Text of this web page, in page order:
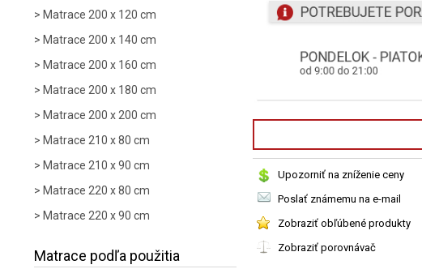
Matrace 200 x 120 cm
Matrace 200 x 140 cm
Matrace 200 x 160 cm
Matrace 200 x 180 cm
Matrace 200 x 200 cm
Matrace 210 x 80 cm
Matrace 210 x 90 cm
Matrace 220 x 80 cm
Matrace 220 x 90 cm
Matrace podľa použitia
Upozorniť na zníženie ceny
Poslať známemu na e-mail
Zobraziť obľúbené produkty
Zobraziť porovnávač